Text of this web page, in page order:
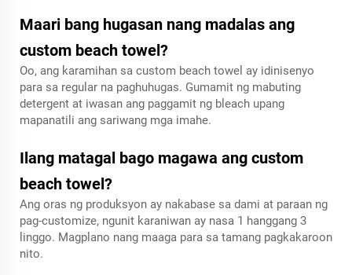
Maari bang hugasan nang madalas ang
custom beach towel?
Oo, ang karamihan sa custom beach towel ay idinisenyo
para sa regular na paghuhugas. Gumamit ng mabuting
detergent at iwasan ang paggamit ng bleach upang
mapanatili ang sariwang mga imahe.
Ilang matagal bago magawa ang custom
beach towel?
Ang oras ng produksyon ay nakabase sa dami at paraan ng
pag-customize, ngunit karaniwan ay nasa 1 hanggang 3
linggo. Magplano nang maaga para sa tamang pagkakaroon
nito.